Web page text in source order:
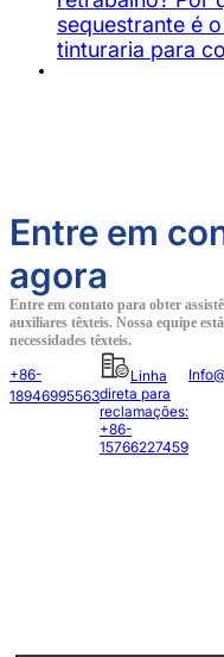
sequestrante é
tinturaria para
Entre em
agora
Entre em contato para obter
auxiliares têxteis. Nossa equipe
necessidades têxteis.
+86-
18946995563
Linha
direta para
reclamações:
+86-
15766227459